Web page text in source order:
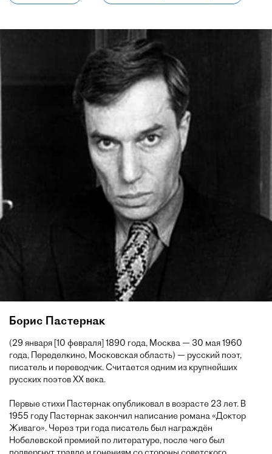
Борис Пастернак
(29 января [10 февраля] 1890 года, Москва — 30 мая 1960
года, Переделкино, Московская область) — русский поэт,
писатель и переводчик. Считается одним из крупнейших
русских поэтов XX века.
Первые стихи Пастернак опубликовал в возрасте 23 лет. В
1955 году Пастернак закончил написание романа «Доктор
Живаго». Через три года писатель был награждён
Нобелевской премией по литературе, после чего был